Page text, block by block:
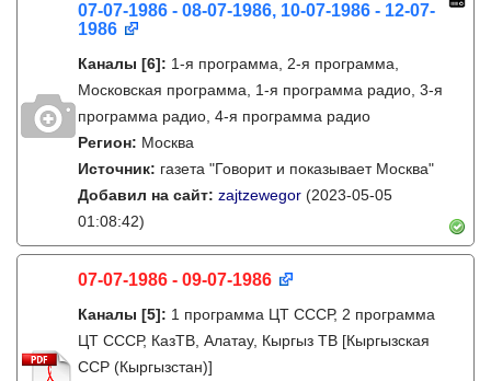
07-07-1986 - 08-07-1986, 10-07-1986 - 12-07-
1986
Каналы [6]: 1-я программа, 2-я программа,
Московская программа, 1-я программа радио, 3-я
программа радио, 4-я программа радио
Регион: Москва
Источник: газета "Говорит и показывает Москва"
Добавил на сайт: zajtzewegor (2023-05-05
01:08:42)
07-07-1986 - 09-07-1986
Каналы [5]: 1 программа ЦТ СССР, 2 программа
ЦТ СССР, КазТВ, Алатау, Кыргыз ТВ [Кыргызская
ССР (Кыргызстан)]